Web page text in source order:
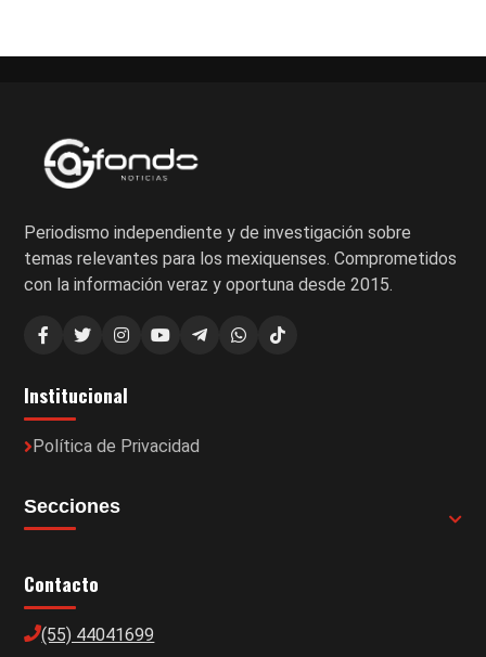
Periodismo independiente y de investigación sobre
temas relevantes para los mexiquenses. Comprometidos
con la información veraz y oportuna desde 2015.
Institucional
Política de Privacidad
Secciones
Contacto
(55) 44041699